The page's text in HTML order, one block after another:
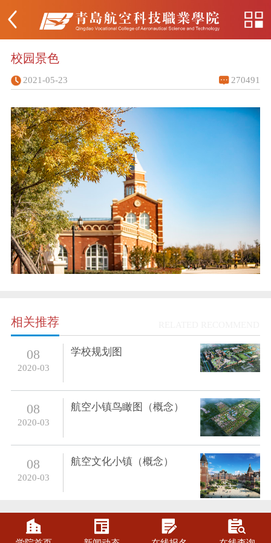
校园景色
2021-05-23 270491
相关推荐
08
2020-03
学校规划图
08
2020-03
航空小镇鸟瞰图（概念）
08
2020-03
航空文化小镇（概念）
   